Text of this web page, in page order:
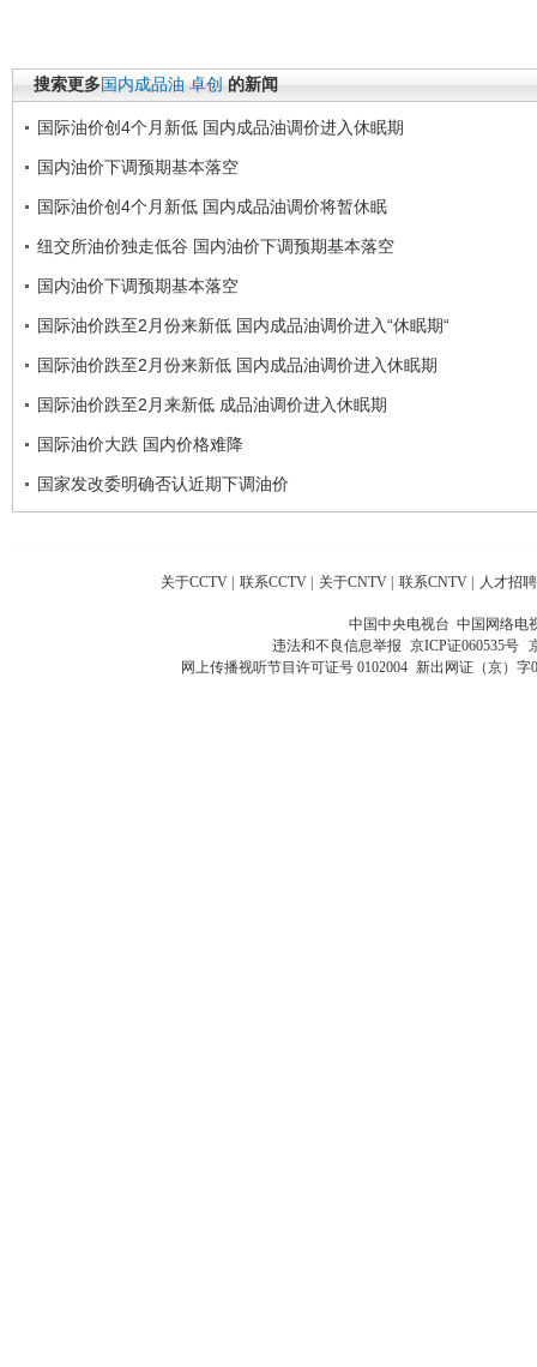
搜索更多国内成品油 卓创 的新闻
国际油价创4个月新低 国内成品油调价进入休眠期
国内油价下调预期基本落空
国际油价创4个月新低 国内成品油调价将暂休眠
纽交所油价独走低谷 国内油价下调预期基本落空
国内油价下调预期基本落空
国际油价跌至2月份来新低 国内成品油调价进入“休眠期“
国际油价跌至2月份来新低 国内成品油调价进入休眠期
国际油价跌至2月来新低 成品油调价进入休眠期
国际油价大跌 国内价格难降
国家发改委明确否认近期下调油价
关于CCTV | 联系CCTV | 关于CNTV | 联系CNTV | 人才招聘
中国中央电视台 中国网络电
违法和不良信息举报 京ICP证060535号
网上传播视听节目许可证号 0102004 新出网证（京）